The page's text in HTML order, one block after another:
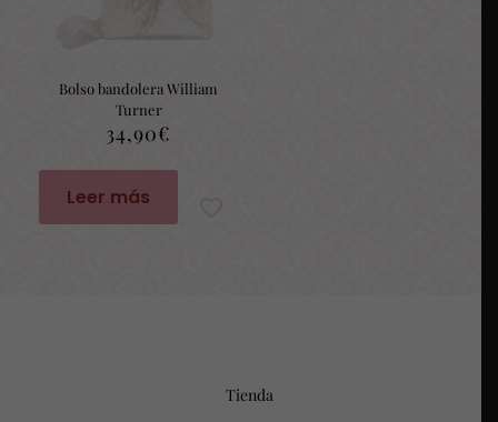
Bolso bandolera William
Turner
34,90€
Leer más
Tienda